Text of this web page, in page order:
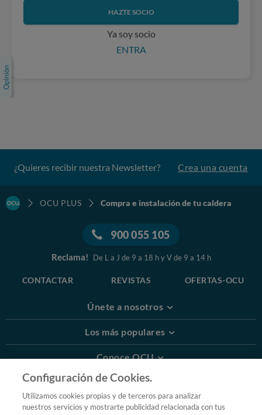
HAZTE SOCIO
Ya soy socio
ENTRA
¿Quieres recibir nuestra Newsletter? Crea una cuenta
OCU PLUS Compra e instalación de tu caldera
900 055 105
Reclama! De L a J de 9 a 18 h y V de 9 a 14 h
CONTACTAR REVISTAS OFERTAS-OCU
Únete a nosotros
Los más populares
Conoce OCU
Más Información
© 2026 OCU
Configuración de Cookies.
Utilizamos cookies propias y de terceros para analizar
nuestros servicios y mostrarte publicidad relacionada con tus